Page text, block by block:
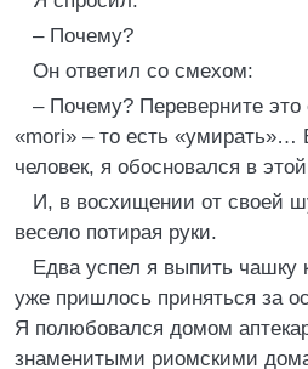
– Почему?
Он ответил со смехом:
– Почему? Переверните это
«mori» – то есть «умирать»…
человек, я обосновался в
И, в восхищении от своей
весело потирая руки.
Едва успел я выпить чашку
уже пришлось приняться за
Я полюбовался домом
знаменитыми риомскими